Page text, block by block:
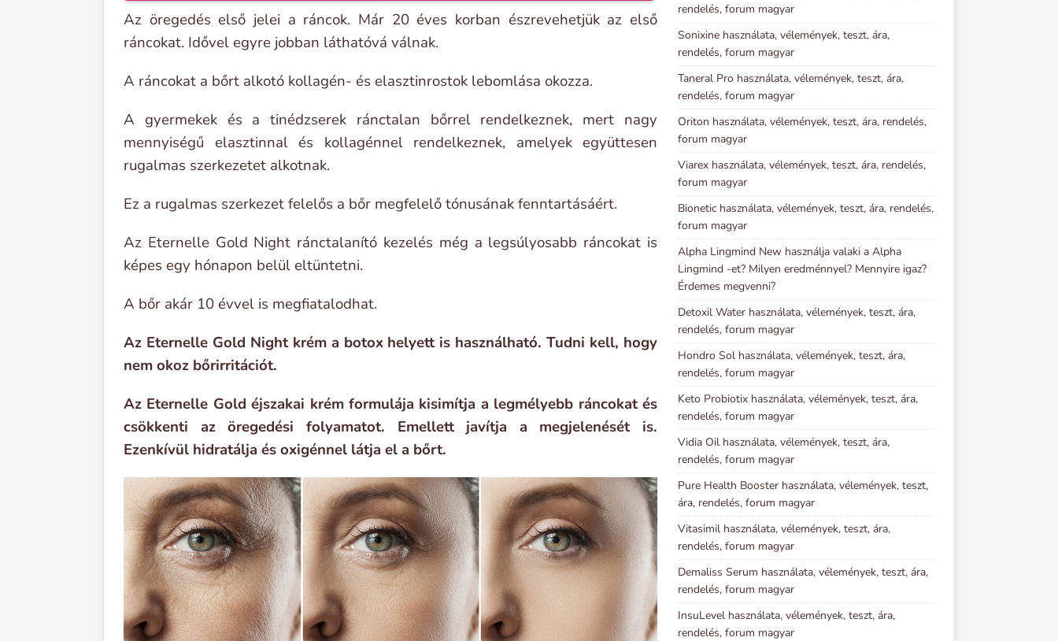
Az öregedés első jelei a ráncok. Már 20 éves korban észrevehetjük az első
ráncokat. Idővel egyre jobban láthatóvá válnak.
A ráncokat a bőrt alkotó kollagén- és elasztinrostok lebomlása okozza.
A gyermekek és a tinédzserek ránctalan bőrrel rendelkeznek, mert nagy
mennyiségű elasztinnal és kollagénnel rendelkeznek, amelyek együttesen
rugalmas szerkezetet alkotnak.
Ez a rugalmas szerkezet felelős a bőr megfelelő tónusának fenntartásáért.
Az Eternelle Gold Night ránctalanító kezelés még a legsúlyosabb ráncokat is
képes egy hónapon belül eltüntetni.
A bőr akár 10 évvel is megfiatalodhat.
Az Eternelle Gold Night krém a botox helyett is használható. Tudni kell, hogy
nem okoz bőrirritációt.
Az Eternelle Gold éjszakai krém formulája kisimítja a legmélyebb ráncokat és
csökkenti az öregedési folyamatot. Emellett javítja a megjelenését is.
Ezenkívül hidratálja és oxigénnel látja el a bőrt.
rendelés, forum magyar
Sonixine használata, vélemények, teszt, ára,
rendelés, forum magyar
Taneral Pro használata, vélemények, teszt, ára,
rendelés, forum magyar
Oriton használata, vélemények, teszt, ára, rendelés,
forum magyar
Viarex használata, vélemények, teszt, ára, rendelés,
forum magyar
Bionetic használata, vélemények, teszt, ára, rendelés,
forum magyar
Alpha Lingmind New használja valaki a Alpha
Lingmind -et? Milyen eredménnyel? Mennyire igaz?
Érdemes megvenni?
Detoxil Water használata, vélemények, teszt, ára,
rendelés, forum magyar
Hondro Sol használata, vélemények, teszt, ára,
rendelés, forum magyar
Keto Probiotix használata, vélemények, teszt, ára,
rendelés, forum magyar
Vidia Oil használata, vélemények, teszt, ára,
rendelés, forum magyar
Pure Health Booster használata, vélemények, teszt,
ára, rendelés, forum magyar
Vitasimil használata, vélemények, teszt, ára,
rendelés, forum magyar
Demaliss Serum használata, vélemények, teszt, ára,
rendelés, forum magyar
InsuLevel használata, vélemények, teszt, ára,
rendelés, forum magyar